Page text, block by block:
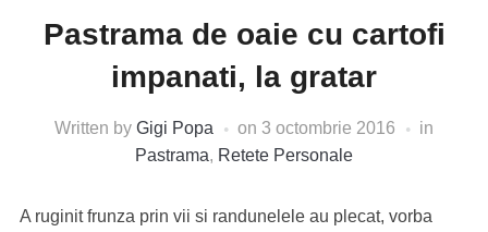
Pastrama de oaie cu cartofi
impanati, la gratar
Written by Gigi Popa on 3 octombrie 2016
in
Pastrama, Retete Personale
A ruginit frunza prin vii si randunelele au plecat, vorba